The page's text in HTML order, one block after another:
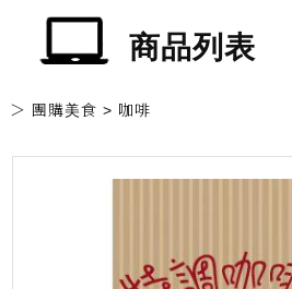
商品列表
＞ 團購美食 > 咖啡